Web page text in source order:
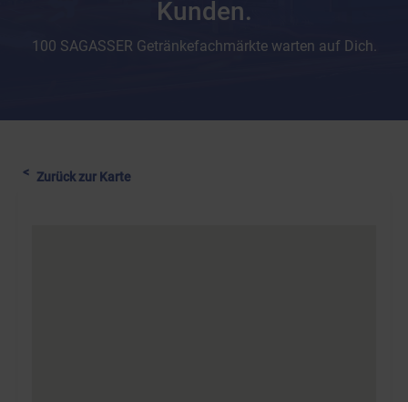
Kunden.
100 SAGASSER Getränkefachmärkte warten auf Dich.
Zurück zur Karte